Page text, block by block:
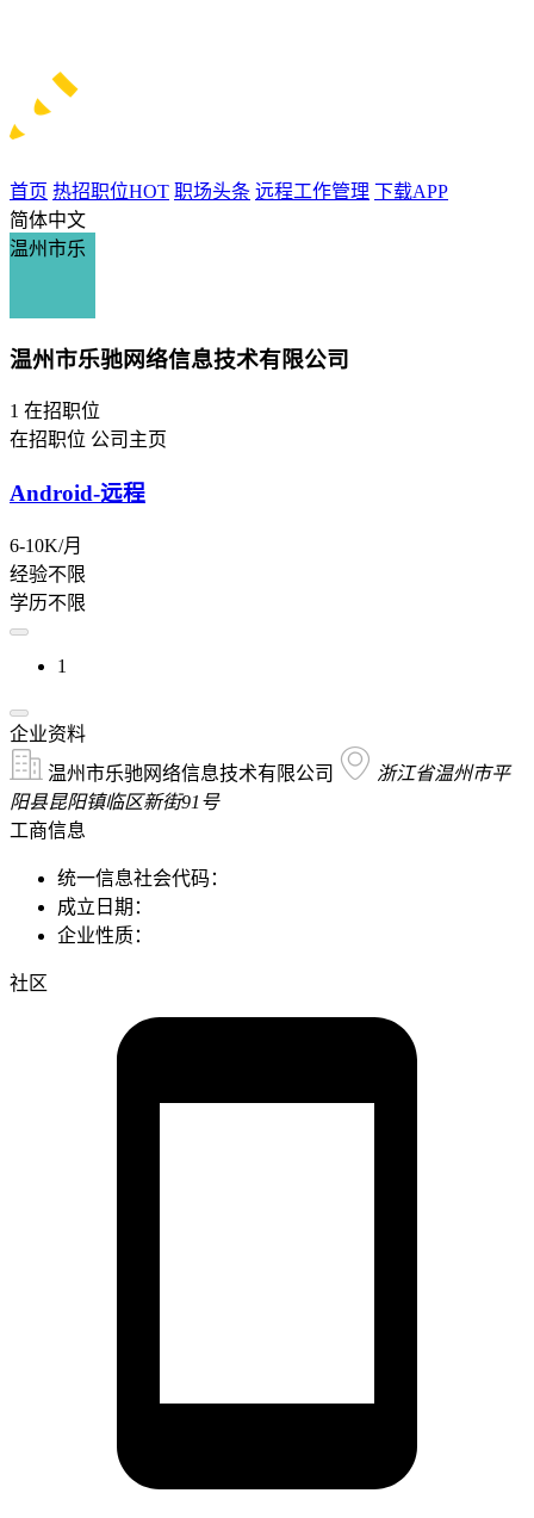
首页 热招职位HOT 职场头条 远程工作管理 下载APP
简体中文
温州市乐
温州市乐驰网络信息技术有限公司
1 在招职位
在招职位 公司主页
Android-远程
6-10K/月
经验不限
学历不限
1
企业资料
温州市乐驰网络信息技术有限公司
浙江省温州市平
阳县昆阳镇临区新街91号
工商信息
统一信息社会代码：
成立日期：
企业性质：
社区